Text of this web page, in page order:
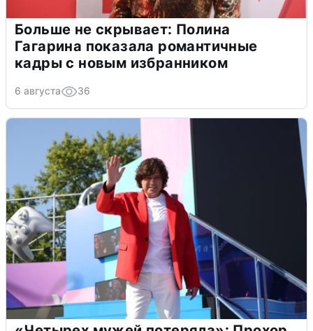
Больше не скрывает: Полина
Гагарина показала романтичные
кадры с новым избранником
6 августа 36